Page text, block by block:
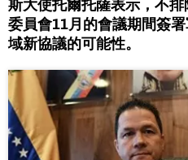
斯大使托爾托薩表示，不
委員會11月的會議期間簽
域新協議的可能性。